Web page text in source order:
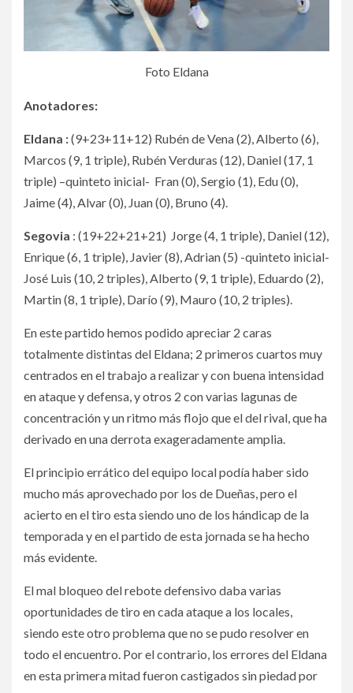
Foto Eldana
Anotadores:
Eldana :(9+23+11+12) Rubén de Vena (2), Alberto (6),
Marcos (9, 1 triple), Rubén Verduras (12), Daniel (17, 1
triple) –quinteto inicial- Fran (0), Sergio (1), Edu (0),
Jaime (4), Alvar (0), Juan (0), Bruno (4).
Segovia : (19+22+21+21) Jorge (4, 1 triple), Daniel (12),
Enrique (6, 1 triple), Javier (8), Adrian (5) -quinteto inicial-
José Luis (10, 2 triples), Alberto (9, 1 triple), Eduardo (2),
Martin (8, 1 triple), Darío (9), Mauro (10, 2 triples).
En este partido hemos podido apreciar 2 caras
totalmente distintas del Eldana; 2 primeros cuartos muy
centrados en el trabajo a realizar y con buena intensidad
en ataque y defensa, y otros 2 con varias lagunas de
concentración y un ritmo más flojo que el del rival, que ha
derivado en una derrota exageradamente amplia.
El principio errático del equipo local podía haber sido
mucho más aprovechado por los de Dueñas, pero el
acierto en el tiro esta siendo uno de los hándicap de la
temporada y en el partido de esta jornada se ha hecho
más evidente.
El mal bloqueo del rebote defensivo daba varias
oportunidades de tiro en cada ataque a los locales,
siendo este otro problema que no se pudo resolver en
todo el encuentro. Por el contrario, los errores del Eldana
en esta primera mitad fueron castigados sin piedad por